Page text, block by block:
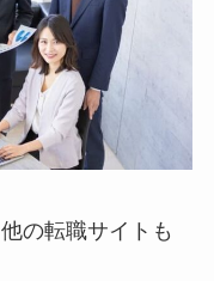
の転職サイトも